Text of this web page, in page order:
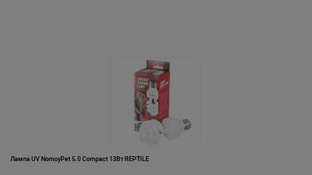
Лампа UV NomoyPet 5.0 Compact 13Вт REPTILE